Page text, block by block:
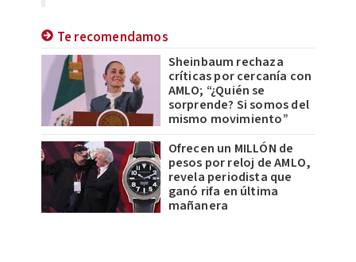
Te recomendamos
Sheinbaum rechaza
críticas por cercanía con
AMLO; “¿Quién se
sorprende? Si somos del
mismo movimiento”
Ofrecen un MILLÓN de
pesos por reloj de AMLO,
revela periodista que
ganó rifa en última
mañanera